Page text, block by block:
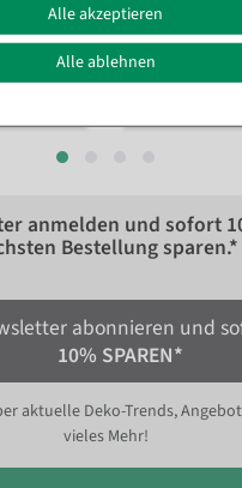
anmelden und sofort
Bestellung sparen.*
abonnieren und
10% SPAREN*
aktuelle Deko-Trends,
vieles Mehr!
Alle akzeptieren
Alle ablehnen